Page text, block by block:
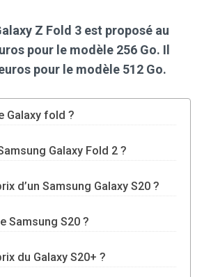
Z Fold 3 est proposé au
pour le modèle 256 Go. Il
pour le modèle 512 Go.
Galaxy fold ?
Galaxy Fold 2 ?
d’un Samsung Galaxy S20 ?
Samsung S20 ?
du Galaxy S20+ ?